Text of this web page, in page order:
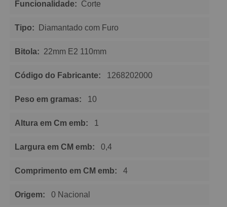
Funcionalidade: Corte
Tipo: Diamantado com Furo
Bitola: 22mm E2 110mm
Código do Fabricante: 1268202000
Peso em gramas: 10
Altura em Cm emb: 1
Largura em CM emb: 0,4
Comprimento em CM emb: 4
Origem: 0 Nacional